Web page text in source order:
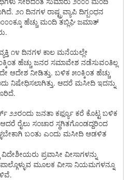
ಸೇರಿದಂತೆ ಸುಮಾರು ೨೦೦೦ ಮಂದಿ
. ೨೧ ದಿನಗಳ ರಾಷ್ಟ್ರವ್ಯಾಪಿ ದಿಗ್ಬಂಧನ
ಹೆಚ್ಚು ಮಂದಿ ತಬ್ಲಿಘಿ ಜಮಾತ್
.
೧೪ ದಿನಗಳ ಕಾಲ ಮನೆಯಲ್ಲೇ
ಹೆಚ್ಚು ಜನರ ಸಮಾವೇಶ ನಡೆಸುವಂತಿಲ್ಲ
ಆದೇಶ ನೀಡಿತ್ತು. ಬಳಿಕ ೫೦ಕ್ಕಿಂತ ಹೆಚ್ಚು
ನಿಷೇಧಿಸಲಾಗಿತ್ತು. ಆದರೆ ಮಸೀದಿ ಇದನ್ನು
.
೨೨ರಂದು ಜನತಾ ಕರ್ಫ್ಯೂ ಕರೆ ಕೊಟ್ಟ ಬಳಿಕ
ಆದರೆ ರೈಲು ಸಂಚಾರ ಸ್ಥಗಿತಗೊಂಡದ್ದರಿಂದ
ಬಂತು ಎಂದು ಮಸೀದಿ ಆಡಳಿತ
ವಿದೇಶೀಯರು ಪ್ರವಾಸೀ ವೀಸಾಗಳನ್ನು
ಪಾಲ್ಗೊಳ್ಳುವ ಮೂಲಕ ವೀಸಾ ನಿಯಮಗಳನ್ನೂ
.